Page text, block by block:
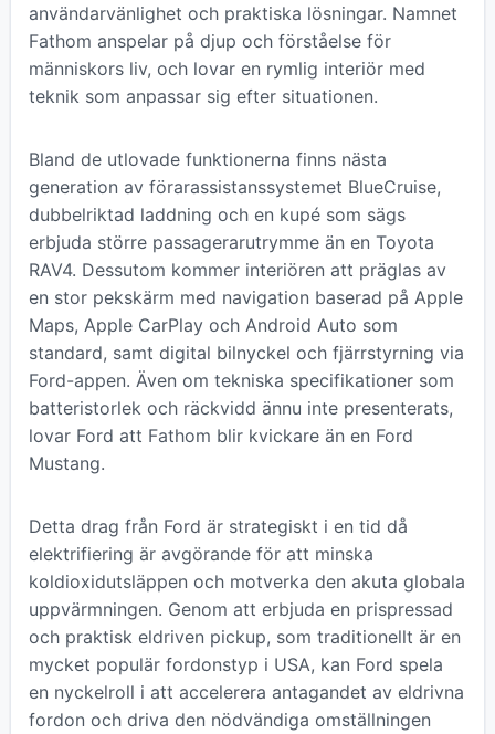
användarvänlighet och praktiska lösningar. Namnet
Fathom anspelar på djup och förståelse för
människors liv, och lovar en rymlig interiör med
teknik som anpassar sig efter situationen.
Bland de utlovade funktionerna finns nästa
generation av förarassistanssystemet BlueCruise,
dubbelriktad laddning och en kupé som sägs
erbjuda större passagerarutrymme än en Toyota
RAV4. Dessutom kommer interiören att präglas av
en stor pekskärm med navigation baserad på Apple
Maps, Apple CarPlay och Android Auto som
standard, samt digital bilnyckel och fjärrstyrning via
Ford-appen. Även om tekniska specifikationer som
batteristorlek och räckvidd ännu inte presenterats,
lovar Ford att Fathom blir kvickare än en Ford
Mustang.
Detta drag från Ford är strategiskt i en tid då
elektrifiering är avgörande för att minska
koldioxidutsläppen och motverka den akuta globala
uppvärmningen. Genom att erbjuda en prispressad
och praktisk eldriven pickup, som traditionellt är en
mycket populär fordonstyp i USA, kan Ford spela
en nyckelroll i att accelerera antagandet av eldrivna
fordon och driva den nödvändiga omställningen